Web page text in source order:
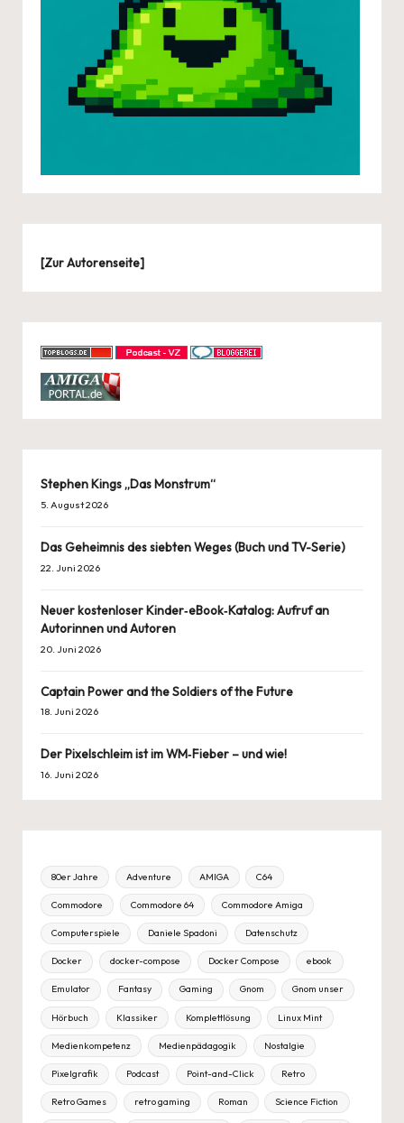
[Zur Autorenseite]
Stephen Kings „Das Monstrum“
5. August 2026
Das Geheimnis des siebten Weges (Buch und TV-Serie)
22. Juni 2026
Neuer kostenloser Kinder‑eBook‑Katalog: Aufruf an
Autorinnen und Autoren
20. Juni 2026
Captain Power and the Soldiers of the Future
18. Juni 2026
Der Pixelschleim ist im WM‑Fieber – und wie!
16. Juni 2026
80er Jahre Adventure AMIGA C64
Commodore Commodore 64 Commodore Amiga
Computerspiele Daniele Spadoni Datenschutz
Docker docker-compose Docker Compose ebook
Emulator Fantasy Gaming Gnom Gnom unser
Hörbuch Klassiker Komplettlösung Linux Mint
Medienkompetenz Medienpädagogik Nostalgie
Pixelgrafik Podcast Point-and-Click Retro
Retro Games retro gaming Roman Science Fiction